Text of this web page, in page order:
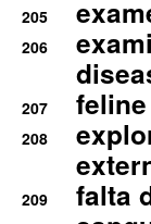
205
206
207
208
209
falta